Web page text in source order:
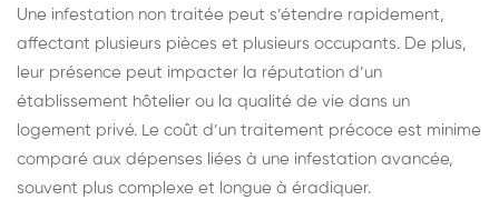
Une infestation non traitée peut s’étendre rapidement,
affectant plusieurs pièces et plusieurs occupants. De plus,
leur présence peut impacter la réputation d’un
établissement hôtelier ou la qualité de vie dans un
logement privé. Le coût d’un traitement précoce est minime
comparé aux dépenses liées à une infestation avancée,
souvent plus complexe et longue à éradiquer.